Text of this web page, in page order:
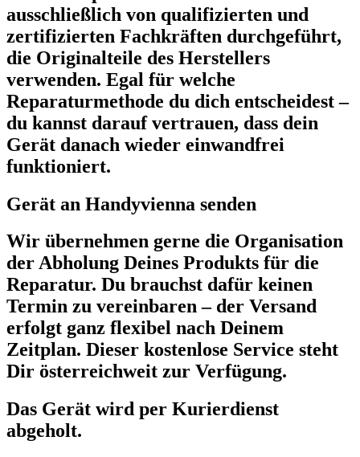
ausschließlich von qualifizierten und
zertifizierten Fachkräften durchgeführt,
die Originalteile des Herstellers
verwenden. Egal für welche
Reparaturmethode du dich entscheidest –
du kannst darauf vertrauen, dass dein
Gerät danach wieder einwandfrei
funktioniert.
Gerät an Handyvienna senden
Wir übernehmen gerne die Organisation
der Abholung Deines Produkts für die
Reparatur. Du brauchst dafür keinen
Termin zu vereinbaren – der Versand
erfolgt ganz flexibel nach Deinem
Zeitplan. Dieser kostenlose Service steht
Dir österreichweit zur Verfügung.
Das Gerät wird per Kurierdienst
abgeholt.